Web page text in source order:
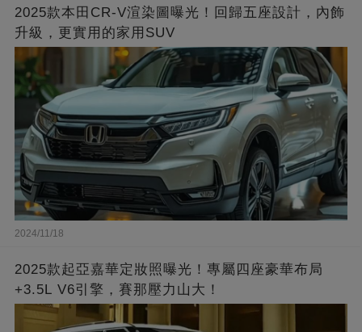
2025款本田CR-V渲染圖曝光！回歸五座設計，內飾
升級，更實用的家用SUV
2024/11/18
2025款起亞嘉華定妝照曝光！專屬四座豪華布局
+3.5L V6引擎，賽那壓力山大！